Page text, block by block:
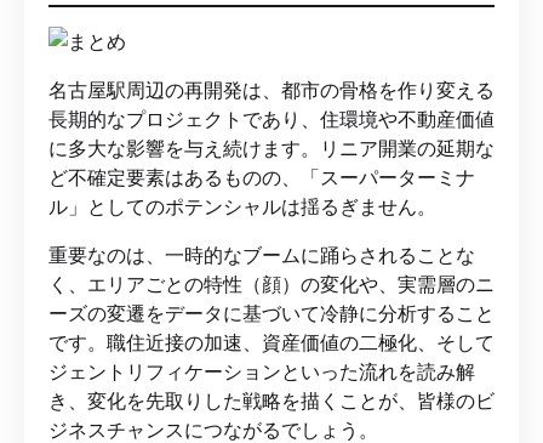
名古屋駅周辺の再開発は、都市の骨格を作り変える
長期的なプロジェクトであり、住環境や不動産価値
に多大な影響を与え続けます。リニア開業の延期な
ど不確定要素はあるものの、「スーパーターミナ
ル」としてのポテンシャルは揺るぎません。
重要なのは、一時的なブームに踊らされることな
く、エリアごとの特性（顔）の変化や、実需層のニ
ーズの変遷をデータに基づいて冷静に分析すること
です。職住近接の加速、資産価値の二極化、そして
ジェントリフィケーションといった流れを読み解
き、変化を先取りした戦略を描くことが、皆様のビ
ジネスチャンスにつながるでしょう。